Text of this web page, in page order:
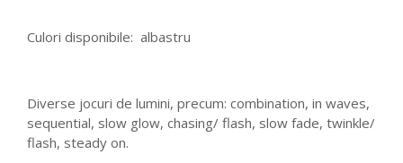
Culori disponibile: albastru
Diverse jocuri de lumini, precum: combination, in waves,
sequential, slow glow, chasing/ flash, slow fade, twinkle/
flash, steady on.